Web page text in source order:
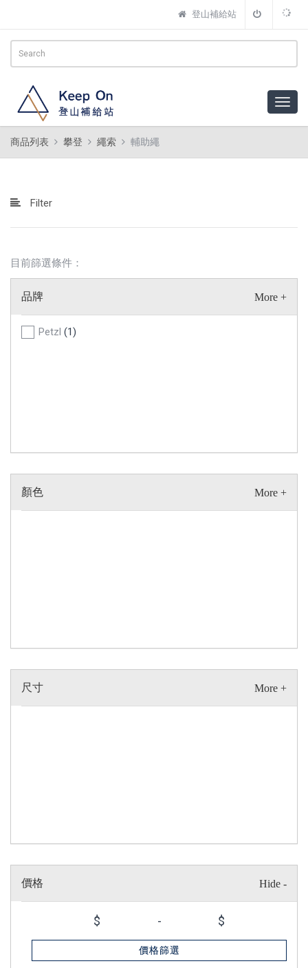
登山補給站
商品列表 攀登 繩索 輔助繩
Filter
目前篩選條件：
品牌
Petzl (1)
顏色
尺寸
價格
$ - $
價格篩選